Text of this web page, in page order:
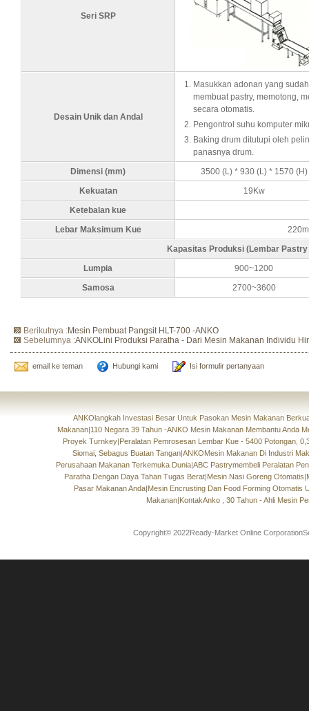
Seri SRP
Desain Unik dan Andal
Masukkan adonan yang
membuat pastry, memotong,
secara otomatis.
Pengontrol suhu komputer
Baking drum ditutupi oleh
panasnya drum.
Dimensi (mm)
3500 (L) * 930 (L) * 1570 (H)
Kekuatan
19Kw
Ketebalan kue
Lebar Maksimum Kue
Kapasitas Produksi (Lembar
Lumpia
900~1200
Samosa
2700~3600
Berikutnya :Mesin Pembuat Pangsit HLT-700 -ANKO
Sebelumnya :ANKOLini Produksi Paratha - Dari Mesin Makanan Individu
email ke teman Hubungi kami Isi formulir pertanyaan
ANKOlangkah Investasi Besar Untuk Pasokan Mesin Makanan
Makanan|110 Negara 39 Tahun -ANKO Mesin Makanan Membantu Anda
Proyek Turnkey|Peralatan Pemrosesan Lembar Kue - 5400 Potongan,
Siomai, Sebagus Buatan Tangan|ANKOMesin Makanan Di Industri
Perusahaan Makanan Terkemuka Dunia|ABC Pastrymembeli Peralatan
Paratha Dengan Daya Tahan Tugas Berat|Mesin Nasi Goreng Otomatis|
Pasar Makanan Anda|Mesin Encrusting Dan Food Forming Otomatis
Makanan|KontakAnko , 30 Tahun - Ahli Mesin
Copyright© 2022Ready-Market Online